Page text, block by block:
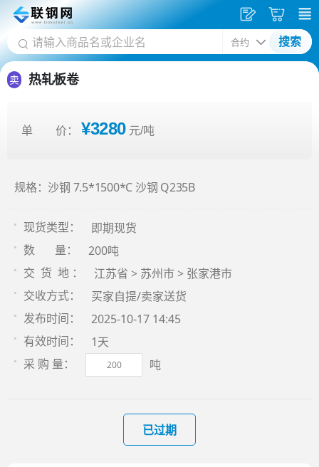
搜索
发
供
采
购
卖 热轧板卷
单 价： ¥3280 元/吨
规格：沙钢 7.5*1500*C 沙钢 Q235B
现货类型： 即期现货
数 量： 200吨
交 货 地 ： 江苏省 > 苏州市 > 张家港市
交收方式： 买家自提/卖家送货
发布时间： 2025-10-17 14:45
有效时间： 1天
采 购 量： 吨
已过期